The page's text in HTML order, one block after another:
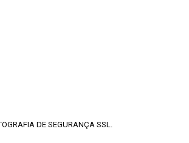
DE SEGURANÇA SSL.